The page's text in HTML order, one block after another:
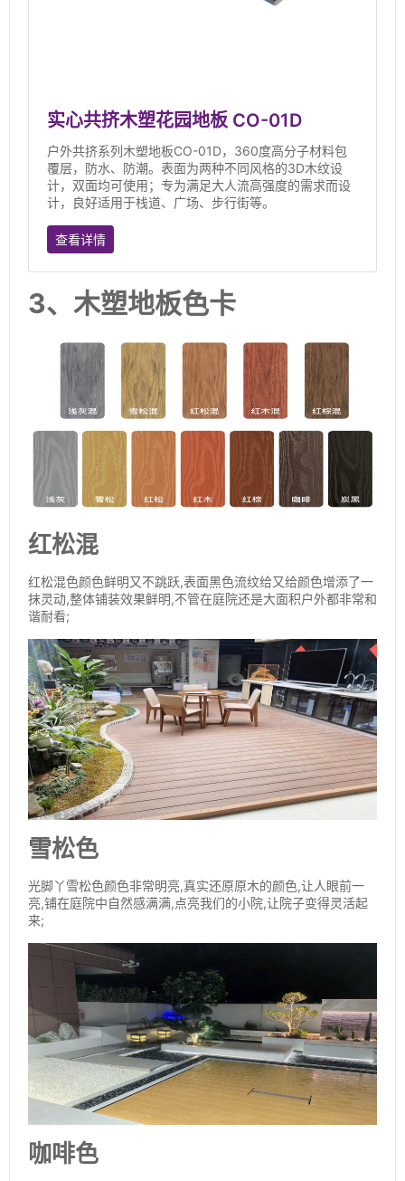
实心共挤木塑花园地板 CO-01D
户外共挤系列木塑地板CO-01D，360度高分子材料包
覆层，防水、防潮。表面为两种不同风格的3D木纹设
计，双面均可使用；专为满足大人流高强度的需求而设
计，良好适用于栈道、广场、步行街等。
查看详情
3、木塑地板色卡
红松混
红松混色颜色鲜明又不跳跃,表面黑色流纹给又给颜色增添了一
抹灵动,整体铺装效果鲜明,不管在庭院还是大面积户外都非常和
谐耐看;
雪松色
光脚丫雪松色颜色非常明亮,真实还原原木的颜色,让人眼前一
亮,铺在庭院中自然感满满,点亮我们的小院,让院子变得灵活起
来;
咖啡色